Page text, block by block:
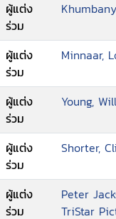
ผู้แต่ง
ร่วม
ผู้แต่ง
ร่วม
Minnaar,
ผู้แต่ง
ร่วม
Young,
ผู้แต่ง
ร่วม
Shorter,
ผู้แต่ง
ร่วม
Peter
TriStar